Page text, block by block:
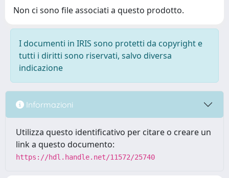
Non ci sono file associati a questo prodotto.
I documenti in IRIS sono protetti da copyright e
tutti i diritti sono riservati, salvo diversa
indicazione
Informazioni
Utilizza questo identificativo per citare o creare un
link a questo documento:
https://hdl.handle.net/11572/25740